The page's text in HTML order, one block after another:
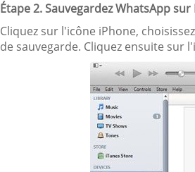
Étape 2. Sauvegardez WhatsApp sur
Cliquez sur l'icône iPhone,
de sauvegarde. Cliquez ensuite sur